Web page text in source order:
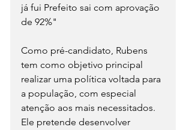
já fui Prefeito sai com aprovação
de 92%"
Como pré-candidato, Rubens
tem como objetivo principal
realizar uma política voltada para
a população, com especial
atenção aos mais necessitados.
Ele pretende desenvolver